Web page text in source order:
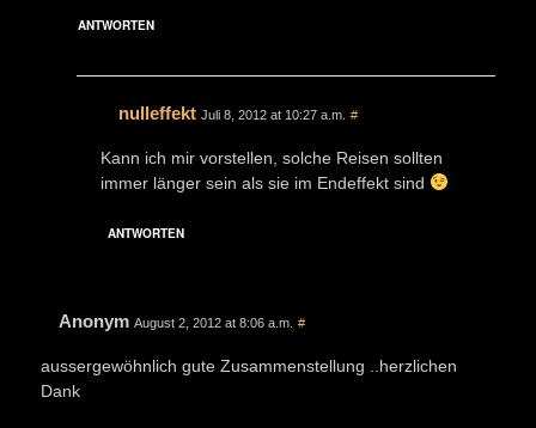
ANTWORTEN
nulleffekt Juli 8, 2012 at 10:27 a.m. #
Kann ich mir vorstellen, solche Reisen sollten
immer länger sein als sie im Endeffekt sind
ANTWORTEN
Anonym August 2, 2012 at 8:06 a.m. #
aussergewöhnlich gute Zusammenstellung ..herzlichen
Dank